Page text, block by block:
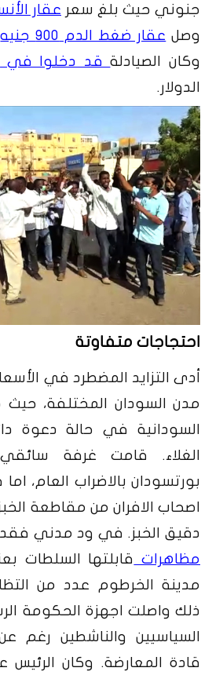
جنوني حيث بلغ سعر عقار
وصل عقار ضغط الدم 900 جنيه
وكان الصيادلةقد دخلوا في
الدولار.
احتجاجات متفاوتة
أدى التزايد المضطرد في
مدن السودان المختلفة،
السودانية في حالة دعوة
الغلاء. قامت غرفة سائقي
بورتسودان بالاضراب العام،
اصحاب الافران من مقاطعة
دقيق الخبز. في ود مدني فقد
مظاهرات قابلتها
مدينة الخرطوم عدد من
ذلك واصلت اجهزة الحكومة
السياسيين والناشطين رغم
قادة المعارضة. وكان الرئيس